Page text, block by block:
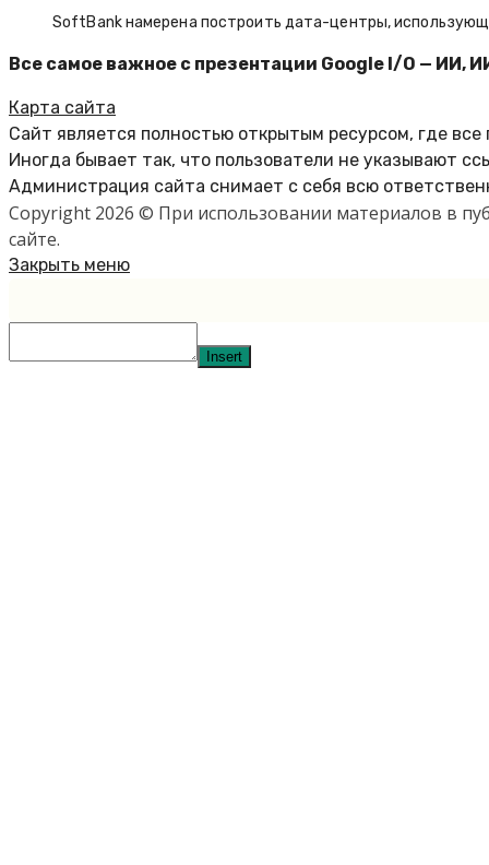
SoftBank намерена построить дата-центры,
Все самое важное с презентации Google I/O — ИИ,
Карта сайта
Сайт является полностью открытым ресурсом, где
Иногда бывает так, что пользователи не указывают
Администрация сайта снимает с себя всю
Copyright 2026 © При использовании материалов в
сайте.
Закрыть меню
Insert